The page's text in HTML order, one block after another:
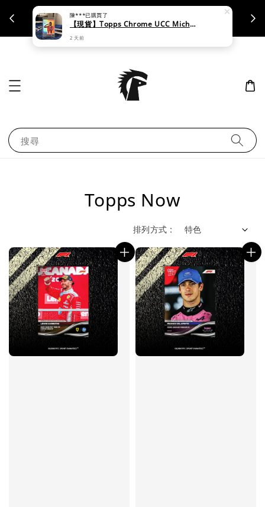
支援刷卡｜皆開立統一發票
搜尋
Topps Now
排列方式 :
陳***已購買了
【現貨】Topps Chrome UCC Michael Olise
2 天前